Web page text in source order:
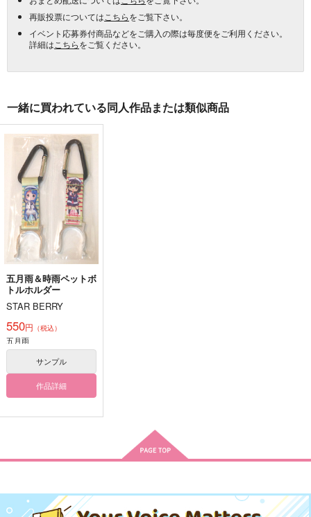
再販投票については こちらをご覧下さい。
イベント応募券付商品などをご購入の際は毎度便をご利用ください。
詳細は こちらをご覧ください。
一緒に買われている同人作品または類似商品
五月雨＆時雨ペットボ
トルホルダー
STAR BERRY
550円 （税込）
五月雨
サンプル
作品詳細